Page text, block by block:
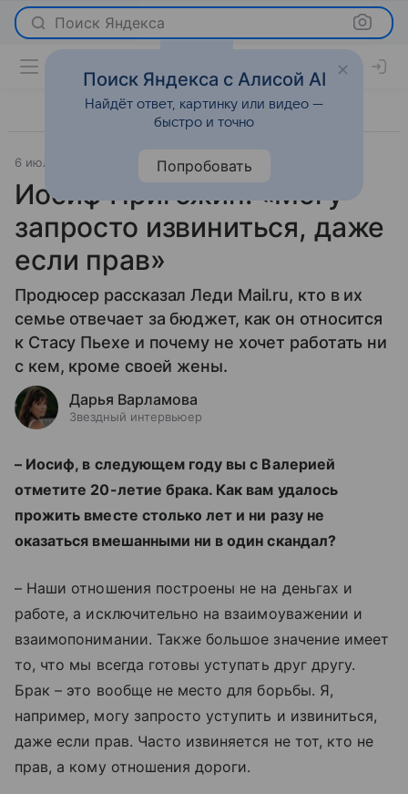
Поиск Яндекса
6 июля 2023 Интервью
Иосиф Пригожин: «Могу
запросто извиниться, даже
если прав»
Продюсер рассказал Леди Mail.ru, кто в их
семье отвечает за бюджет, как он относится
к Стасу Пьехе и почему не хочет работать ни
с кем, кроме своей жены.
Дарья Варламова
Звездный интервьюер
– Иосиф, в следующем году вы с Валерией
отметите 20-летие брака. Как вам удалось
прожить вместе столько лет и ни разу не
оказаться вмешанными ни в один скандал?
– Наши отношения построены не на деньгах и
работе, а исключительно на взаимоуважении и
взаимопонимании. Также большое значение имеет
то, что мы всегда готовы уступать друг другу.
Брак – это вообще не место для борьбы. Я,
например, могу запросто уступить и извиниться,
даже если прав. Часто извиняется не тот, кто не
прав, а кому отношения дороги.
Поиск Яндекса с Алисой AI
Найдёт ответ, картинку или видео —
быстро и точно
Попробовать